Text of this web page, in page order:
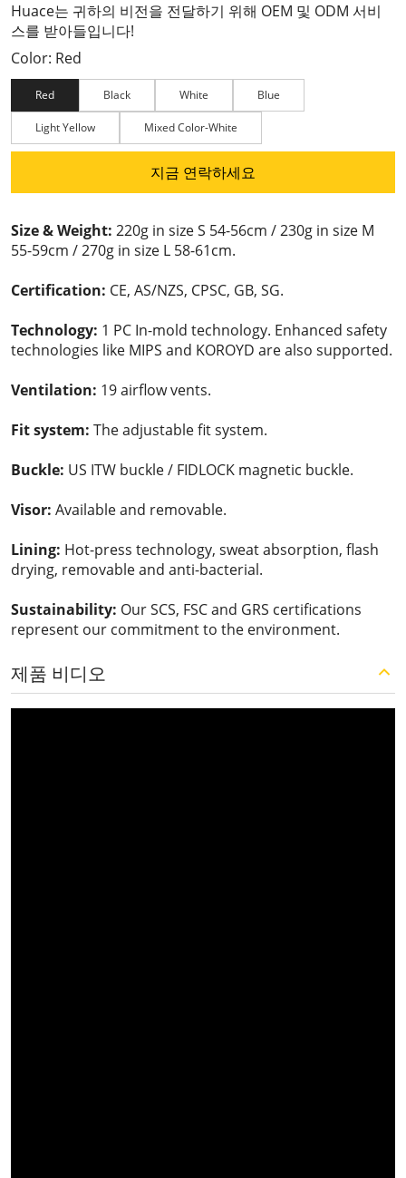
Huace는 귀하의 비전을 전달하기 위해 OEM 및 ODM 서비
스를 받아들입니다!
Color: Red
Red Black White Blue
Light Yellow Mixed Color-White
지금 연락하세요
Size & Weight: 220g in size S 54-56cm / 230g in size M
55-59cm / 270g in size L 58-61cm.
Certification: CE, AS/NZS, CPSC, GB, SG.
Technology: 1 PC In-mold technology. Enhanced safety
technologies like MIPS and KOROYD are also supported.
Ventilation: 19 airflow vents.
Fit system: The adjustable fit system.
Buckle: US ITW buckle / FIDLOCK magnetic buckle.
Visor: Available and removable.
Lining: Hot-press technology, sweat absorption, flash
drying, removable and anti-bacterial.
Sustainability: Our SCS, FSC and GRS certifications
represent our commitment to the environment.
제품 비디오